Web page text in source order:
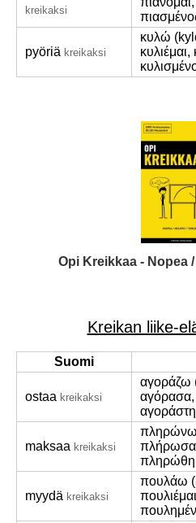
kreikaksi
pyöriä kreikaksi
κυλώ
κυλιέμαι,
Opi Kreikkaa - Nopea
Kreikan liike-
Suomi
ostaa kreikaksi
αγοράζω
αγόρασα,
maksaa kreikaksi
myydä kreikaksi
πουλάω